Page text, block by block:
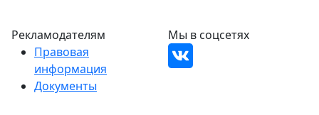
Рекламодателям
Правовая
информация
Документы
Мы в соцсетях